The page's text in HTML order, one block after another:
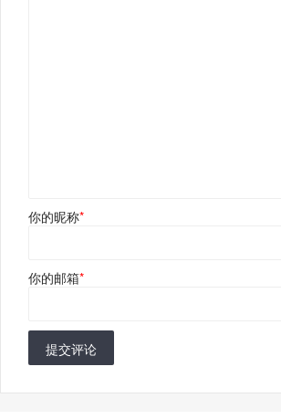
你的昵称*
你的邮箱*
提交评论